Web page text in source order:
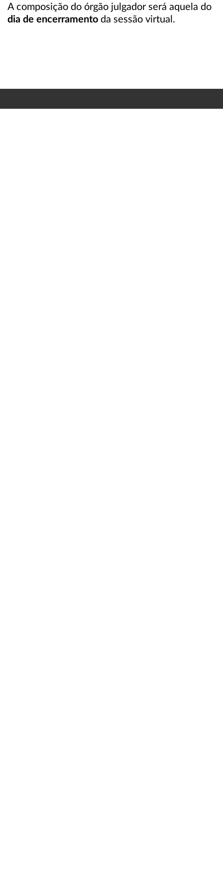
A composição do órgão julgador será aquela do
dia de encerramento da sessão virtual.